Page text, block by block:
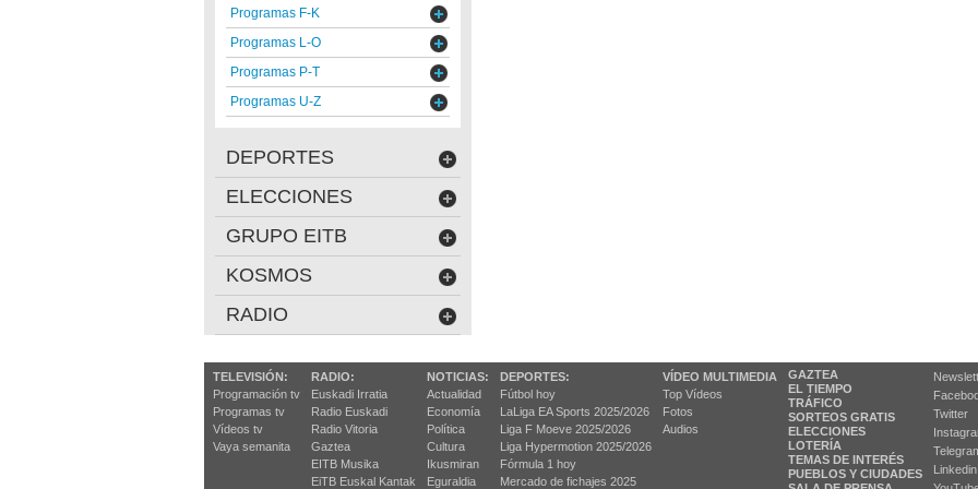
Programas F-K
Programas L-O
Programas P-T
Programas U-Z
DEPORTES
ELECCIONES
GRUPO EITB
KOSMOS
RADIO
TELEVISIÓN:
Programación tv
Programas tv
Vídeos tv
Vaya semanita
RADIO:
Euskadi Irratia
Radio Euskadi
Radio Vitoria
Gaztea
EITB Musika
EiTB Euskal Kantak
NOTICIAS:
Actualidad
Economía
Política
Cultura
Ikusmiran
Eguraldia
DEPORTES:
Fútbol hoy
LaLiga EA Sports 2025/2026
Liga F Moeve 2025/2026
Liga Hypermotion 2025/2026
Fórmula 1 hoy
Mercado de fichajes 2025
VÍDEO MULTIMEDIA
Top Vídeos
Fotos
Audios
GAZTEA
EL TIEMPO
TRÁFICO
SORTEOS GRATIS
ELECCIONES
LOTERÍA
TEMAS DE INTERÉS
PUEBLOS Y CIUDADES
Twitter
Linkedin